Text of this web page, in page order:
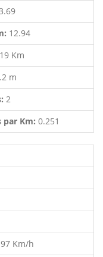
12.94
Km
m
2
par Km: 0.251
Km/h